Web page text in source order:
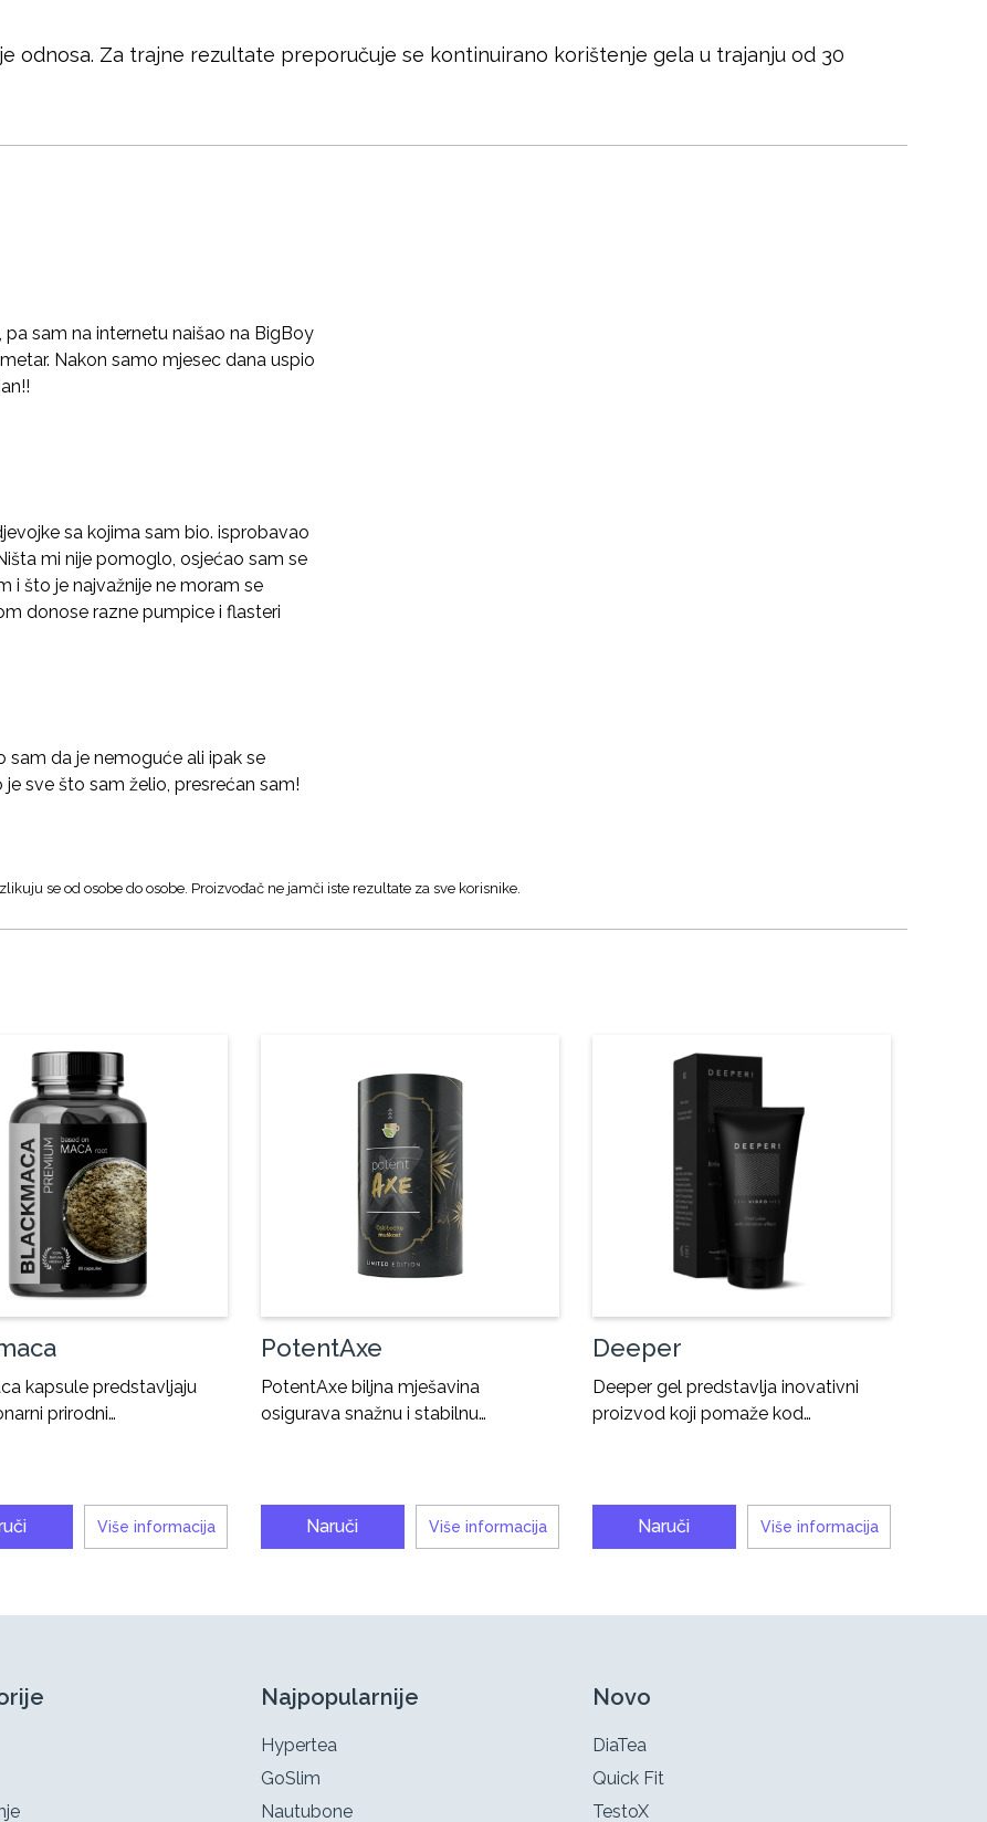
odnosa. Za trajne rezultate preporučuje se kontinuirano korištenje gela u trajanju od 30
sam na internetu naišao na BigBoy
Nakon samo mjesec dana uspio
sa kojima sam bio. isprobavao
mi nije pomoglo, osjećao sam se
i što je najvažnije ne moram se
donose razne pumpice i flasteri
da je nemoguće ali ipak se
sve što sam želio, presrećan sam!
se od osobe do osobe. Proizvođač ne jamči iste rezultate za sve korisnike.
kapsule predstavljaju
prirodni…
Više informacija
PotentAxe
PotentAxe biljna mješavina
osigurava snažnu i stabilnu…
Naruči Više informacija
Deeper
Deeper gel predstavlja inovativni
proizvod koji pomaže kod…
Naruči Više informacija
Najpopularnije
Hypertea
GoSlim
Nautubone
Novo
DiaTea
Quick Fit
TestoX